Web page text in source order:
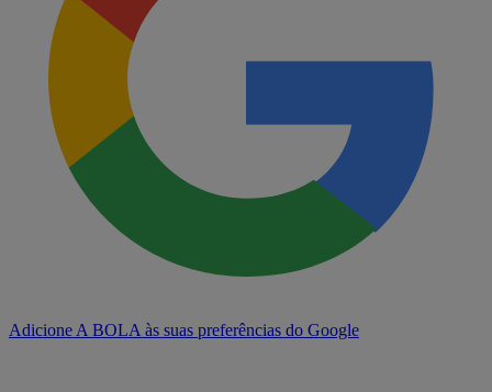
Adicione A BOLA às suas preferências do Google